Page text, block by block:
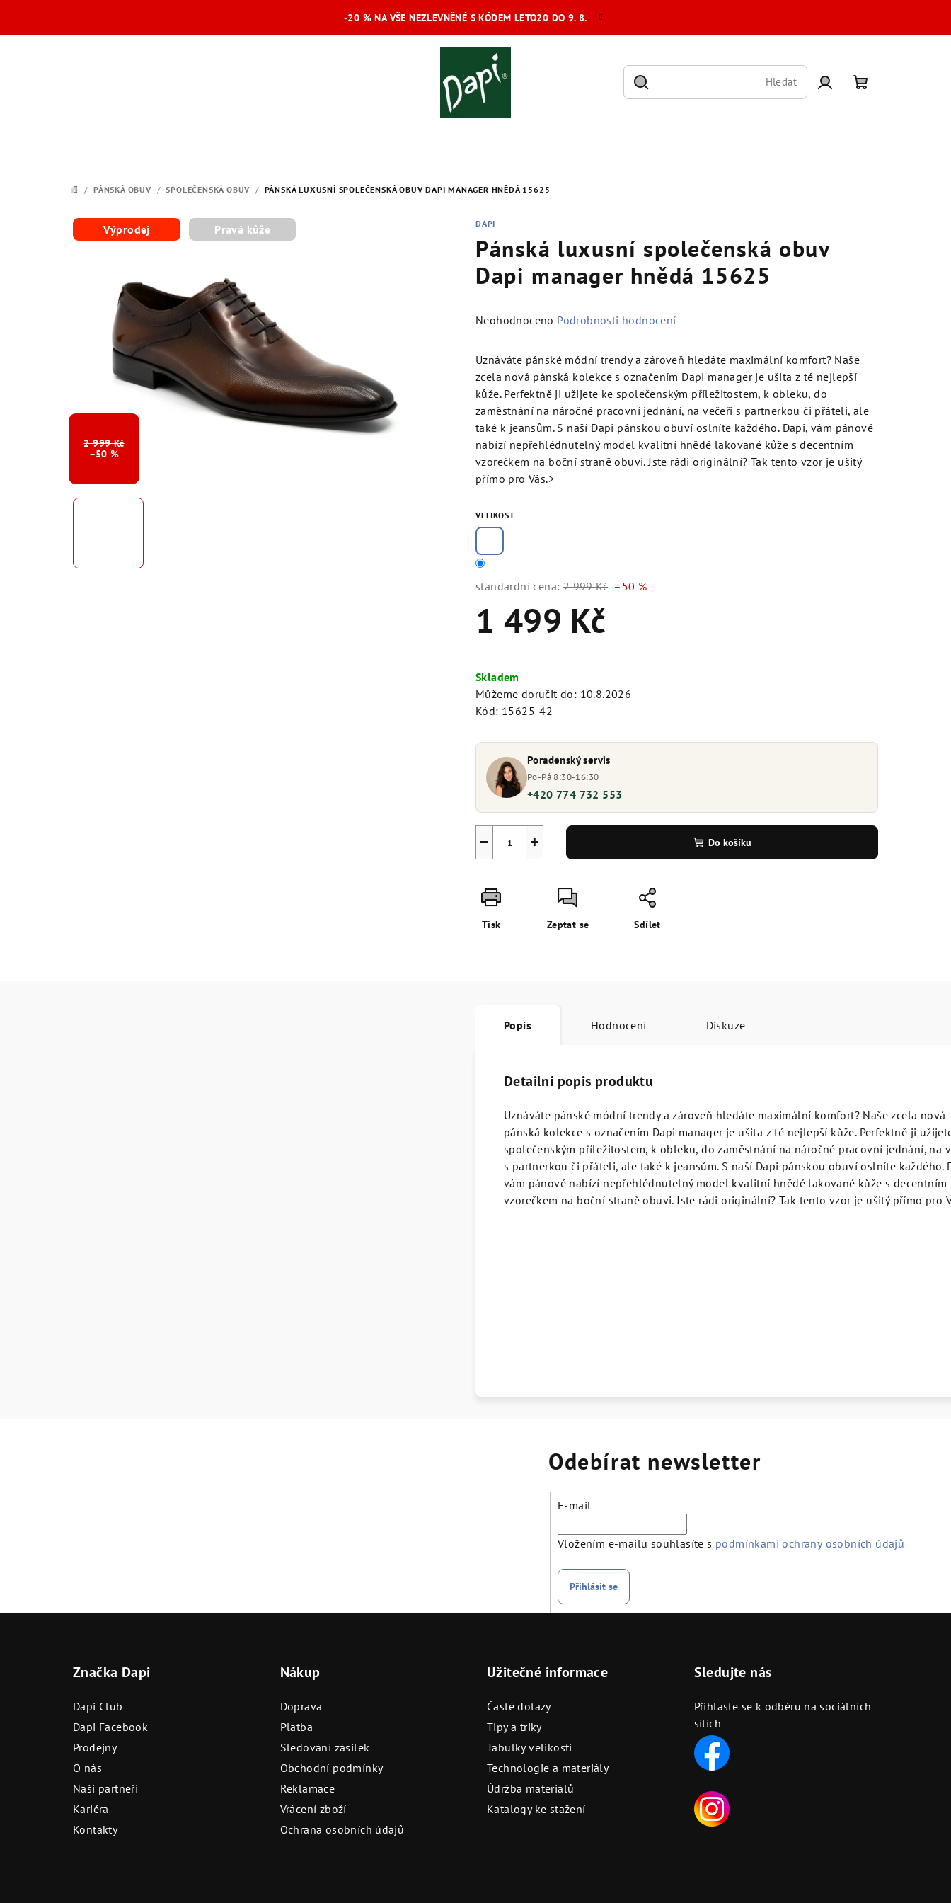
-20 % NA VŠE NEZLEVNĚNÉ S KÓDEM LETO20 DO 9. 8.
Hledat
DOMŮ
/ PÁNSKÁ OBUV / SPOLEČENSKÁ OBUV / PÁNSKÁ LUXUSNÍ SPOLEČENSKÁ OBUV DAPI MANAGER HNĚDÁ 15625
DAPI
Pánská luxusní společenská obuv
Dapi manager hnědá 15625
Průměrné
produktu
0,0
5
hvězdiček.
Neohodnoceno Podrobnosti hodnocení
Uznáváte pánské módní trendy a zároveň hledáte maximální komfort? Naše
zcela nová pánská kolekce s označením Dapi manager je ušita z té nejlepší
kůže. Perfektně ji užijete ke společenským příležitostem, k obleku, do
zaměstnání na náročné pracovní jednání, na večeři s partnerkou či přáteli, ale
také k jeansům. S naší Dapi pánskou obuví oslníte každého. Dapi, vám pánové
nabízí nepřehlédnutelný model kvalitní hnědé lakované kůže s decentním
vzorečkem na boční straně obuvi. Jste rádi originální? Tak tento vzor je ušitý
přímo pro Vás.>
VELIKOST
standardní cena: 2 999 Kč –50 %
1 499 Kč
cena:
Skladem
Můžeme doručit do: 10.8.2026
Kód: 15625-42
Poradenský servis
Po-Pá 8:30-16:30
+420 774 732 553
+
− Do košíku
Tisk Zeptat se Sdílet
Výprodej Pravá kůže
2 999 Kč
–50 %
Popis Hodnocení Diskuze
Detailní popis produktu
Uznáváte pánské módní trendy a zároveň hledáte maximální komfort? Naše zcela nová
pánská kolekce s označením Dapi manager je ušita z té nejlepší kůže. Perfektně ji
společenským příležitostem, k obleku, do zaměstnání na náročné pracovní jednání, na
s partnerkou či přáteli, ale také k jeansům. S naší Dapi pánskou obuví oslníte každého.
vám pánové nabízí nepřehlédnutelný model kvalitní hnědé lakované kůže s decentním
vzorečkem na boční straně obuvi. Jste rádi originální? Tak tento vzor je ušitý přímo pro
Odebírat newsletter
E-mail
Vložením e-mailu souhlasíte s podmínkami ochrany osobních údajů
Přihlásit se
Značka Dapi
Dapi Club
Dapi Facebook
Prodejny
O nás
Naši partneři
Kariéra
Kontakty
Nákup
Doprava
Platba
Sledování zásilek
Obchodní podmínky
Reklamace
Vrácení zboží
Ochrana osobních údajů
Užitečné informace
Časté dotazy
Tipy a triky
Tabulky velikostí
Technologie a materiály
Údržba materiálů
Katalogy ke stažení
Sledujte nás
Přihlaste se k odběru na sociálních
sítích